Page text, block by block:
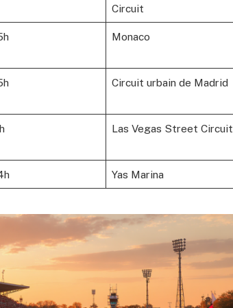
Circuit
Monaco
Circuit urbain de Madrid
Las Vegas Street Circuit
Yas Marina